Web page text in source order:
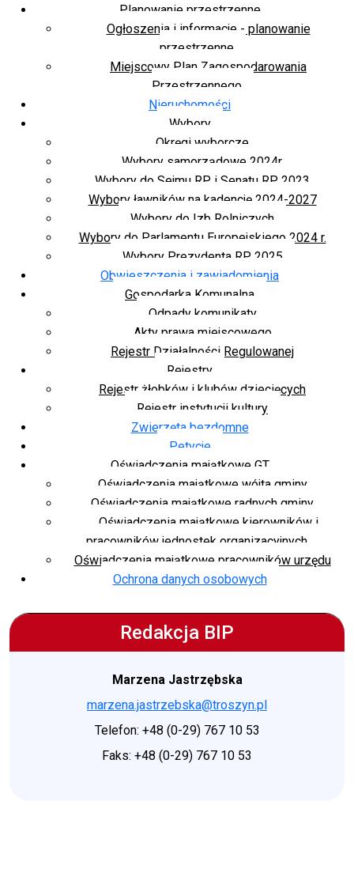
Planowanie przestrzenne
Ogłoszenia i informacje - planowanie
przestrzenne
Miejscowy Plan Zagospodarowania
Przestrzennego
Nieruchomości
Wybory
Okręgi wyborcze
Wybory samorządowe 2024r.
Wybory do Sejmu RP i Senatu RP 2023
Wybory ławników na kadencję 2024-2027
Wybory do Izb Rolniczych
Wybory do Parlamentu Europejskiego 2024 r.
Wybory Prezydenta RP 2025
Obwieszczenia i zawiadomienia
Gospodarka Komunalna
Odpady komunikaty
Akty prawa miejscowego
Rejestr Działalności Regulowanej
Rejestry
Rejestr żłobków i klubów dziecięcych
Rejestr instytucji kultury
Zwierzęta bezdomne
Petycje
Oświadczenia majątkowe GT
Oświadczenia majątkowe wójta gminy
Oświadczenia majątkowe radnych gminy
Oświadczenia majątkowe kierowników i
pracowników jednostek organizacyjnych
Oświadczenia majątkowe pracowników urzędu
Ochrona danych osobowych
Redakcja BIP
Marzena Jastrzębska
marzena.jastrzebska@troszyn.pl
Telefon: +48 (0-29) 767 10 53
Faks: +48 (0-29) 767 10 53